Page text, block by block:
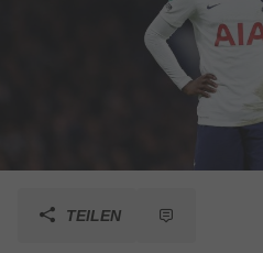
TEILEN